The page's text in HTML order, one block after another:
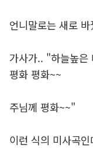
언니말로는 새로
가사가.. "하늘높
평화 평화~~
주님께 평화~~"
이런 식의 미사곡